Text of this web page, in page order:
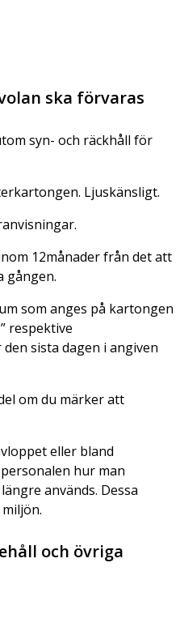
ska förvaras
syn- och räckhåll för
Ljuskänsligt.
12månader från det att
gången.
som anges på kartongen
respektive
den sista dagen i angiven
om du märker att
eller bland
hur man
används. Dessa
och övriga